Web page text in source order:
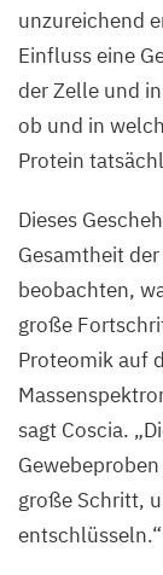
wurden
mit
Mehrfach-
sichtbar
AG
Coscia,
Max
Center
unzureichend
Einfluss eine
der Zelle und
ob und in
Protein
Dieses
Gesamtheit
beobachten,
große
Proteomik auf
sagt Coscia. „
große Schritt,
entschlüsseln.“